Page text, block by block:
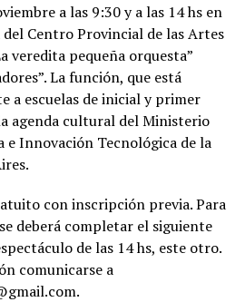
a las 9:30 y a las 14 hs en
Centro Provincial de las Artes
veredita pequeña orquesta”
La función, que está
a escuelas de inicial y primer
agenda cultural del Ministerio
e Innovación Tecnológica de la
con inscripción previa. Para
deberá completar el siguiente
de las 14 hs, este otro.
comunicarse a
.